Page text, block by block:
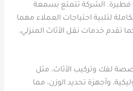
فطيرة. الشركة تتمتع بسمعة
لتلبية احتياجات العملاء مهما
تقدم خدمات نقل الأثاث المنزلي،
لفك وتركيب الأثاث، مثل
وأجهزة تحديد الوزن، مما